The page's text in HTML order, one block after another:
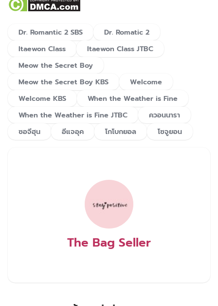
Dr. Romantic 2 SBS
Dr. Romatic 2
Itaewon Class
Itaewon Class JTBC
Meow the Secret Boy
Meow the Secret Boy KBS
Welcome
Welcome KBS
When the Weather is Fine
When the Weather is Fine JTBC
ควอนนารา
ซอจีฮุน
อีแจอุค โกโบกยอล โซจูยอน
The Bag Seller